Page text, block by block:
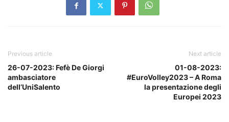
Previous article
26-07-2023: Fefè De Giorgi
ambasciatore
dell’UniSalento
Next article
01-08-2023:
#EuroVolley2023 – A Roma
la presentazione degli
Europei 2023